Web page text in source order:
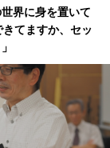
界に身を置いて
てますか、セッ